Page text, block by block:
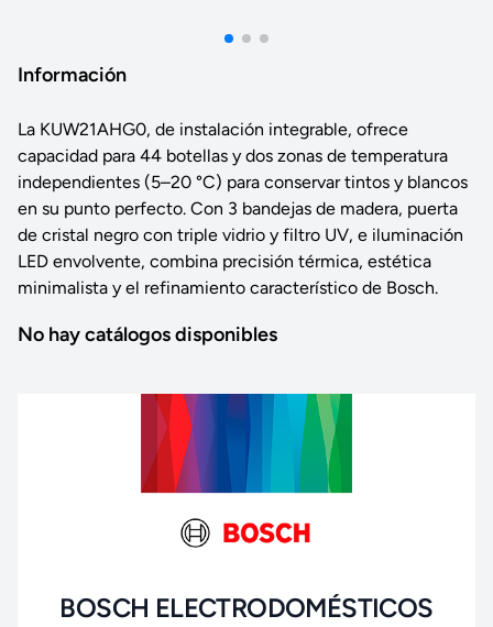
Información
La KUW21AHG0, de instalación integrable, ofrece
capacidad para 44 botellas y dos zonas de temperatura
independientes (5–20 °C) para conservar tintos y blancos
en su punto perfecto. Con 3 bandejas de madera, puerta
de cristal negro con triple vidrio y filtro UV, e iluminación
LED envolvente, combina precisión térmica, estética
minimalista y el refinamiento característico de Bosch.
No hay catálogos disponibles
BOSCH ELECTRODOMÉSTICOS